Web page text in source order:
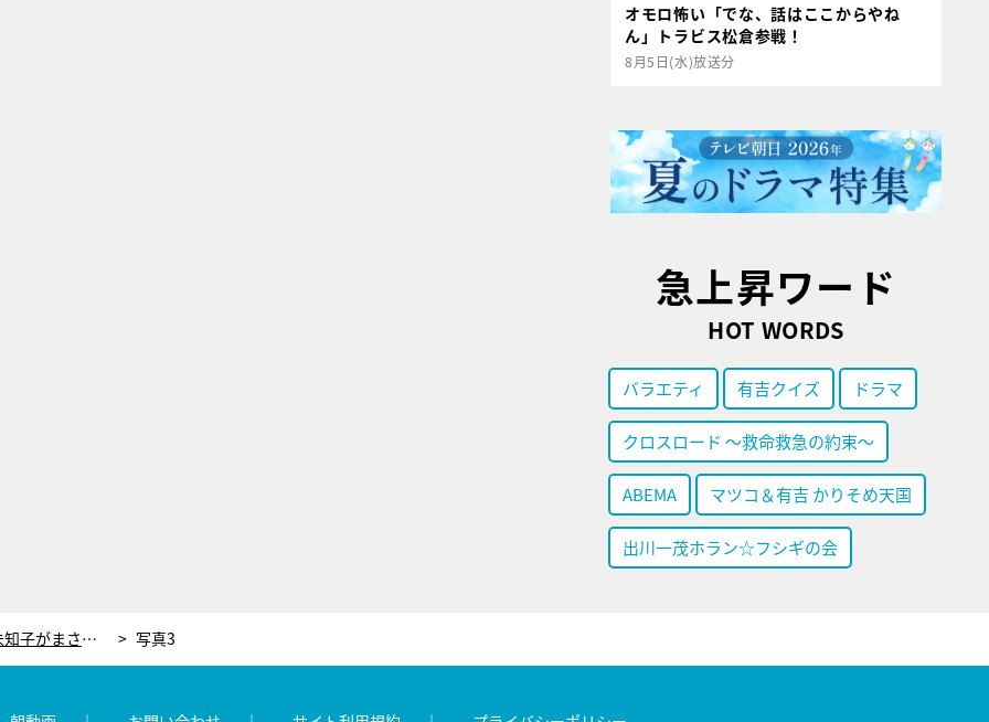
オモロ怖い「でな、話はここからやね
ん」トラビス松倉参戦！
8月5日(水)放送分
急上昇ワード
HOT WORDS
バラエティ 有吉クイズ ドラマ
クロスロード ～救命救急の約束～
ABEMA マツコ＆有吉 かりそめ天国
出川一茂ホラン☆フシギの会
『ドクターＸ』頼みの綱・大門未知子がまさかの「オペしないので」 海老名敬、背水の陣！ 写真3